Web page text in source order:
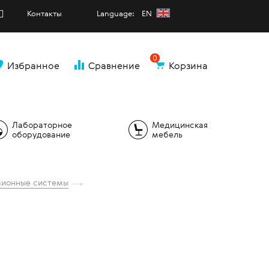
Контакты Language: EN
Избранное Сравнение
0
Корзина
Лабораторное
оборудование
Медицинская
мебель
системы